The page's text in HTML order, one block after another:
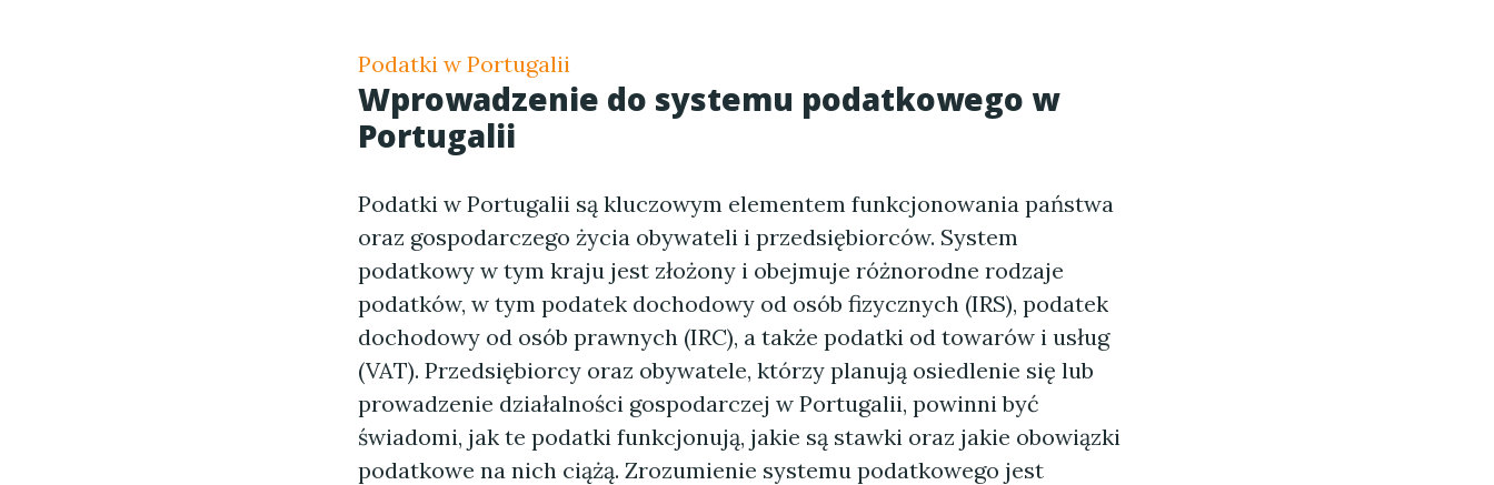
Podatki w Portugalii
Wprowadzenie do systemu podatkowego w
Portugalii
Podatki w Portugalii są kluczowym elementem funkcjonowania państwa
oraz gospodarczego życia obywateli i przedsiębiorców. System
podatkowy w tym kraju jest złożony i obejmuje różnorodne rodzaje
podatków, w tym podatek dochodowy od osób fizycznych (IRS), podatek
dochodowy od osób prawnych (IRC), a także podatki od towarów i usług
(VAT). Przedsiębiorcy oraz obywatele, którzy planują osiedlenie się lub
prowadzenie działalności gospodarczej w Portugalii, powinni być
świadomi, jak te podatki funkcjonują, jakie są stawki oraz jakie obowiązki
podatkowe na nich ciążą. Zrozumienie systemu podatkowego jest